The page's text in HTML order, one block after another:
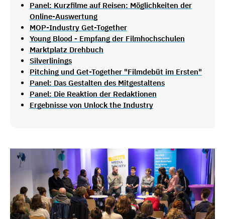
Panel: Kurzfilme auf Reisen: Möglichkeiten der
Online-Auswertung
MOP-Industry Get-Together
Young Blood - Empfang der Filmhochschulen
Marktplatz Drehbuch
Silverlinings
Pitching und Get-Together "Filmdebüt im Ersten"
Panel: Das Gestalten des Mitgestaltens
Panel: Die Reaktion der Redaktionen
Ergebnisse von Unlock the Industry